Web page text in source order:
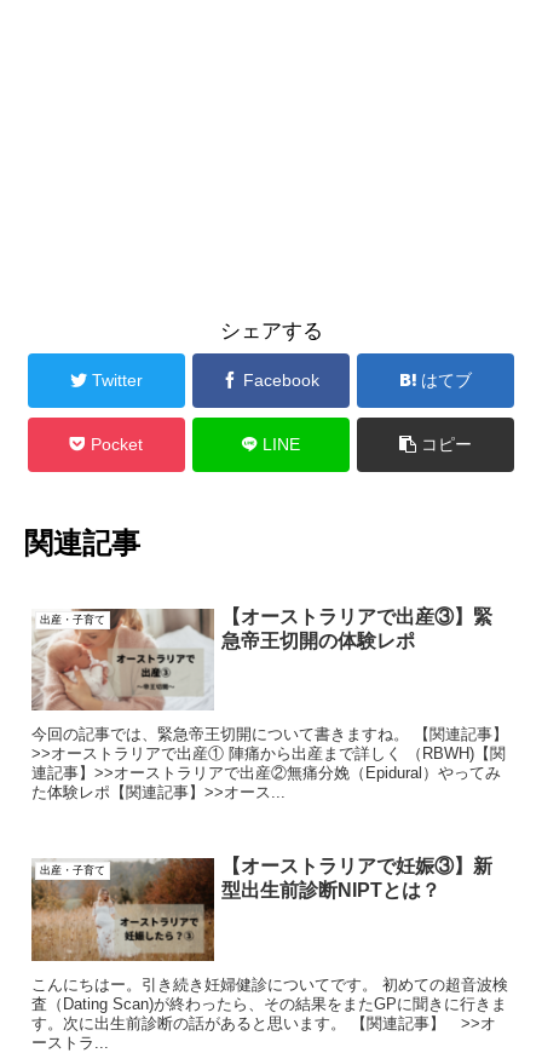
シェアする
Twitter Facebook はてブ
Pocket LINE コピー
関連記事
出産・子育て
【オーストラリアで出産③】緊
急帝王切開の体験レポ
今回の記事では、緊急帝王切開について書きますね。 【関連記事】
>>オーストラリアで出産① 陣痛から出産まで詳しく （RBWH)【関
連記事】>>オーストラリアで出産②無痛分娩（Epidural）やってみ
た体験レポ【関連記事】>>オース...
出産・子育て
【オーストラリアで妊娠③】新
型出生前診断NIPTとは？
こんにちはー。引き続き妊婦健診についてです。 初めての超音波検
査（Dating Scan)が終わったら、その結果をまたGPに聞きに行きま
す。次に出生前診断の話があると思います。 【関連記事】 >>オ
ーストラ...